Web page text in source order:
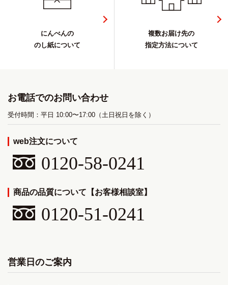
にんべんの
のし紙について
複数お届け先の
指定方法について
お電話でのお問い合わせ
受付時間：平日 10:00〜17:00（土日祝日を除く）
web注文について
0120-58-0241
商品の品質について【お客様相談室】
0120-51-0241
営業日のご案内